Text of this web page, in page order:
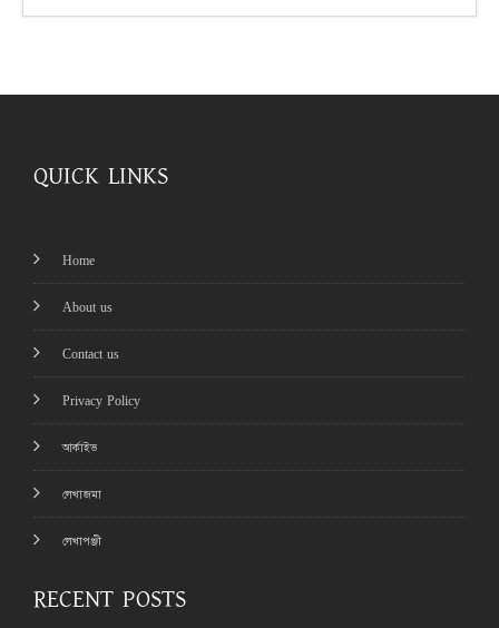
QUICK LINKS
Home
About us
Contact us
Privacy Policy
আর্কাইভ
লেখাজমা
লেখাপঞ্জী
RECENT POSTS